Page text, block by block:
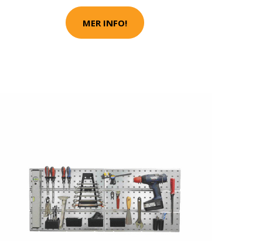
MER INFO!